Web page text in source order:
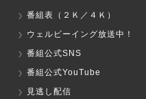
番組表（２Ｋ／４Ｋ）
ウェルビーイング放送中！
番組公式SNS
番組公式YouTube
見逃し配信